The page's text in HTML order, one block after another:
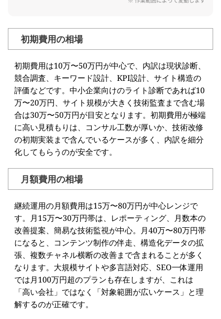
初期費用の相場
初期費用は10万〜50万円が中心で、内訳は現状診断、
競合調査、キーワード設計、KPI設計、サイト構造の
評価などです。中小企業向けのライト診断であれば10
万〜20万円、サイト規模が大きく技術監査まで含む場
合は30万〜50万円が目安となります。初期費用が極端
に高い見積もりは、コンサル工数が厚いか、技術改修
の初期実装まで含んでいるケースが多く、内訳を細分
化してもらうのが安全です。
月額費用の相場
継続運用の月額費用は15万〜80万円が中心レンジで
す。月15万〜30万円帯は、レポーティング、月数本の
改善提案、簡易な技術監視が中心。月40万〜80万円帯
になると、コンテンツ制作の伴走、構造化データの拡
張、複数チャネル横断の改善まで含まれることが多く
なります。大規模サイトや多言語対応、SEO一体運用
では月100万円超のプランも存在しますが、これは
「高い会社」ではなく「対象範囲が広いケース」と理
解するのが正確です。